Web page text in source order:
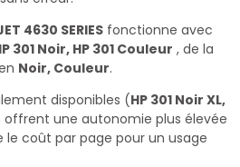
4630 SERIES fonctionne avec
301 Noir, HP 301 Couleur , de la
Noir, Couleur.
disponibles (HP 301 Noir XL,
offrent une autonomie plus élevée
coût par page pour un usage